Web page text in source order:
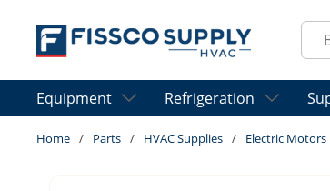
Skip to main content
Site
Equipment Refrigeration
Home / Parts / HVAC Supplies / Electric Motors